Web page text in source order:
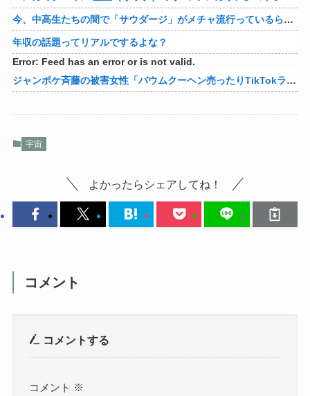
今、中高生たちの間で「サウダージ」がメチャ流行っているらしい
年収の話題ってリアルでするよな？
Error: Feed has an error or is not valid.
ジャンポケ斉藤の被害女性「バウムクーヘン売ったりTikTokライブしててムカついたから示談しなかった」
宇宙
よかったらシェアしてね！
コメント
コメントする
コメント ※